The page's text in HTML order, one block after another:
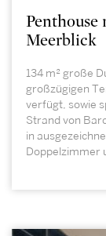
Penthouse
Meerblick
134 m² große
großzügigen
verfügt, sowie
Strand von
in
Doppelzimmer